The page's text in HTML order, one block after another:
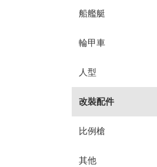
船艦艇
輪甲車
人型
改裝配件
比例槍
其他